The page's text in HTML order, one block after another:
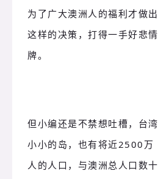
为了广大澳洲人的福利才做出
这样的决策，打得一手好悲情
牌。
但小编还是不禁想吐槽，台湾
小小的岛，也有将近2500万
人的人口，与澳洲总人口数十